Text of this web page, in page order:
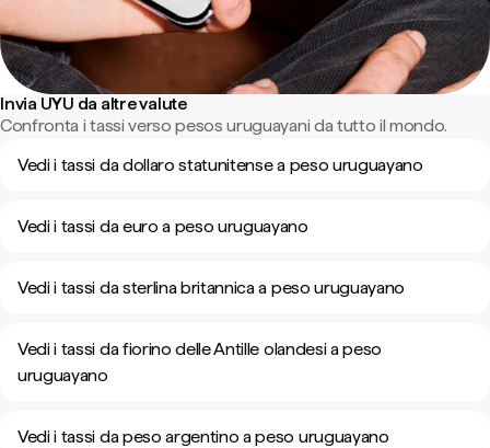
Invia UYU da altre valute
Confronta i tassi verso pesos uruguayani da tutto il mondo.
Vedi i tassi da dollaro statunitense a peso uruguayano
Vedi i tassi da euro a peso uruguayano
Vedi i tassi da sterlina britannica a peso uruguayano
Vedi i tassi da fiorino delle Antille olandesi a peso
uruguayano
Vedi i tassi da peso argentino a peso uruguayano